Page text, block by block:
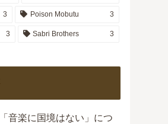
3 Poison Mobutu 3
3 Sabri Brothers 3
「音楽に国境はない」につ